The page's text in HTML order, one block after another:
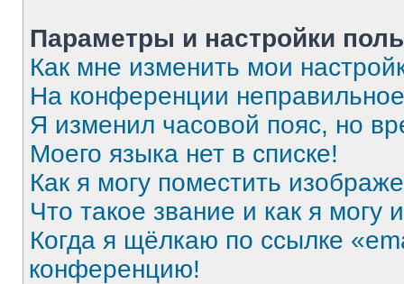
Параметры и настройки
Как мне изменить мои
На конференции
Я изменил часовой пояс, но
Моего языка нет в списке!
Как я могу поместить
Что такое звание и как я могу
Когда я щёлкаю по ссылке
конференцию!